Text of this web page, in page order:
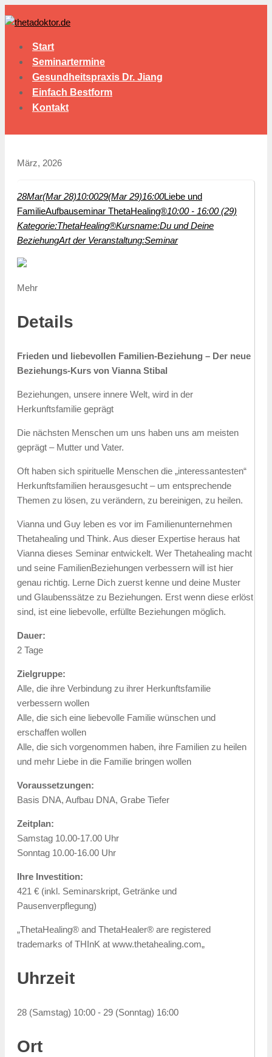
Start
Seminartermine
Gesundheitspraxis Dr. Jiang
Einfach Bestform
Kontakt
März, 2026
28Mar(Mar 28)10:0029(Mar 29)16:00Liebe und
FamilieAufbauseminar ThetaHealing®10:00 - 16:00 (29)
Kategorie:ThetaHealing®Kursname:Du und Deine
BeziehungArt der Veranstaltung:Seminar
Mehr
Details
Frieden und liebevollen Familien-Beziehung – Der neue
Beziehungs-Kurs von Vianna Stibal
Beziehungen, unsere innere Welt, wird in der
Herkunftsfamilie geprägt
Die nächsten Menschen um uns haben uns am meisten
geprägt – Mutter und Vater.
Oft haben sich spirituelle Menschen die „interessantesten“
Herkunftsfamilien herausgesucht – um entsprechende
Themen zu lösen, zu verändern, zu bereinigen, zu heilen.
Vianna und Guy leben es vor im Familienunternehmen
Thetahealing und Think. Aus dieser Expertise heraus hat
Vianna dieses Seminar entwickelt. Wer Thetahealing macht
und seine FamilienBeziehungen verbessern will ist hier
genau richtig. Lerne Dich zuerst kenne und deine Muster
und Glaubenssätze zu Beziehungen. Erst wenn diese erlöst
sind, ist eine liebevolle, erfüllte Beziehungen möglich.
Dauer:
2 Tage
Zielgruppe:
Alle, die ihre Verbindung zu ihrer Herkunftsfamilie
verbessern wollen
Alle, die sich eine liebevolle Familie wünschen und
erschaffen wollen
Alle, die sich vorgenommen haben, ihre Familien zu heilen
und mehr Liebe in die Familie bringen wollen
Voraussetzungen:
Basis DNA, Aufbau DNA, Grabe Tiefer
Zeitplan:
Samstag 10.00-17.00 Uhr
Sonntag 10.00-16.00 Uhr
Ihre Investition:
421 € (inkl. Seminarskript, Getränke und
Pausenverpflegung)
„ThetaHealing® and ThetaHealer® are registered
trademarks of THInK at www.thetahealing.com„
Uhrzeit
28 (Samstag) 10:00 - 29 (Sonntag) 16:00
Ort